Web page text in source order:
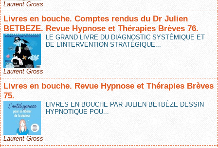
Laurent Gross
Livres en bouche. Comptes rendus du Dr Julien
BETBEZE. Revue Hypnose et Thérapies Brèves 76.
LE GRAND LIVRE DU DIAGNOSTIC SYSTÉMIQUE ET
DE L’INTERVENTION STRATÉGIQUE...
Laurent Gross
Livres en bouche. Revue Hypnose et Thérapies Brèves
75.
LIVRES EN BOUCHE PAR JULIEN BETBÈZE DESSIN
HYPNOTIQUE POU...
Laurent Gross